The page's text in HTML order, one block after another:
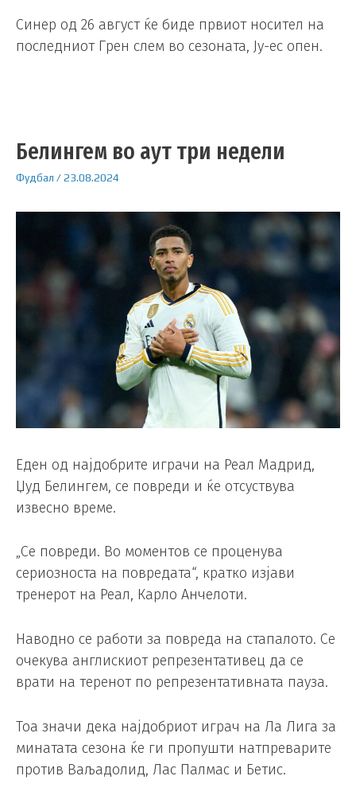
Синер од 26 август ќе биде првиот носител на
последниот Грен слем во сезоната, Ју-ес опен.
Белингем во аут три недели
Фудбал /23.08.2024
Еден од најдобрите играчи на Реал Мадрид,
Џуд Белингем, се повреди и ќе отсуствува
извесно време.
„Се повреди. Во моментов се проценува
сериозноста на повредата“, кратко изјави
тренерот на Реал, Карло Анчелоти.
Наводно се работи за повреда на стапалото. Се
очекува англискиот репрезентативец да се
врати на теренот по репрезентативната пауза.
Тоа значи дека најдобриот играч на Ла Лига за
минатата сезона ќе ги пропушти натпреварите
против Ваљадолид, Лас Палмас и Бетис.